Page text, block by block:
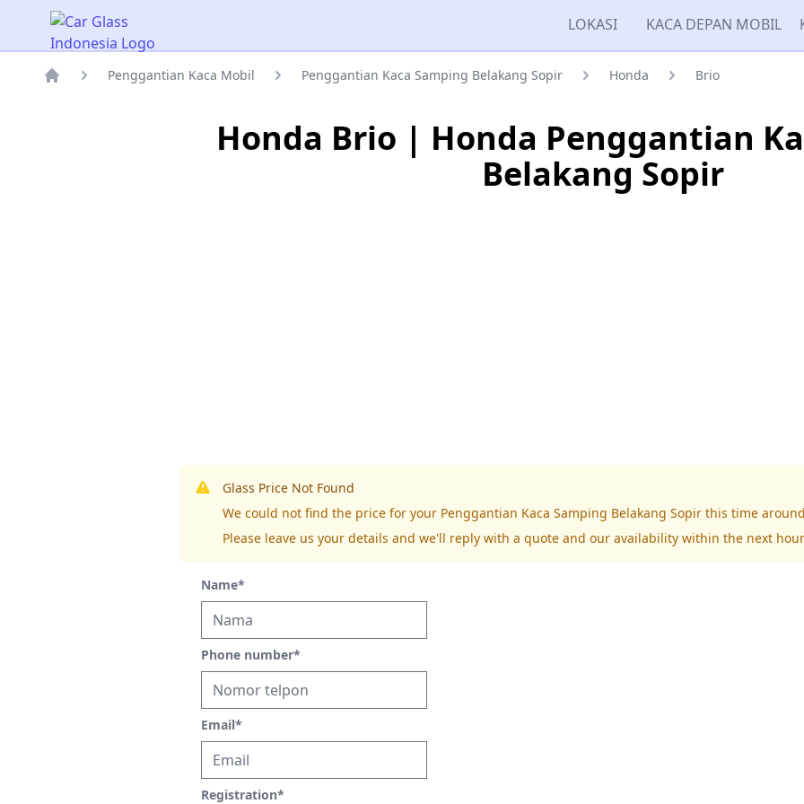
Car Glass Indonesia LOKASI KACA DEPAN MOBIL
Penggantian Kaca Mobil Penggantian Kaca Samping Belakang Sopir Honda Brio
Honda Brio | Honda Penggantian
Belakang Sopir
Glass Price Not Found
We could not find the price for your Penggantian Kaca Samping Belakang Sopir this time
Please leave us your details and we'll reply with a quote and our availability within the next
Name*
Phone number*
Email*
Registration*